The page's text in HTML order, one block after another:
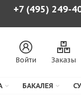
+7 (495) 249-
Войти Заказы
БАКАЛЕЯ